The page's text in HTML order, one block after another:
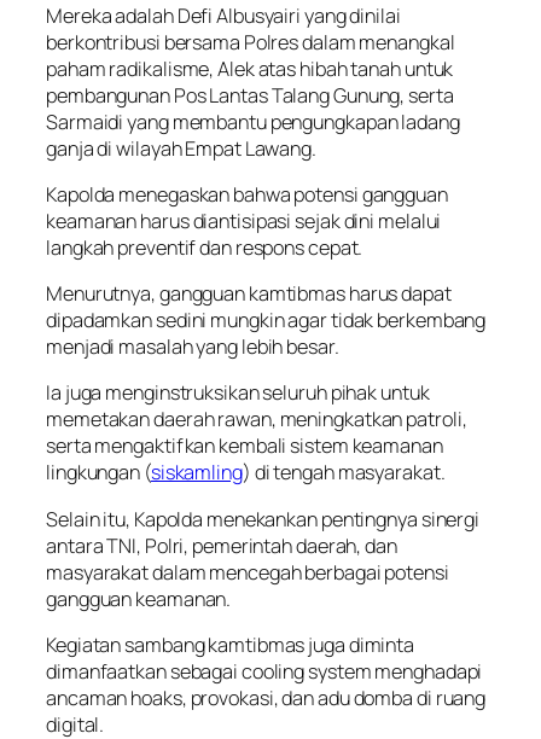
Mereka adalah Defi Albusyairi yang dinilai
berkontribusi bersama Polres dalam menangkal
paham radikalisme, Alek atas hibah tanah untuk
pembangunan Pos Lantas Talang Gunung, serta
Sarmaidi yang membantu pengungkapan ladang
ganja di wilayah Empat Lawang.
Kapolda menegaskan bahwa potensi gangguan
keamanan harus diantisipasi sejak dini melalui
langkah preventif dan respons cepat.
Menurutnya, gangguan kamtibmas harus dapat
dipadamkan sedini mungkin agar tidak berkembang
menjadi masalah yang lebih besar.
Ia juga menginstruksikan seluruh pihak untuk
memetakan daerah rawan, meningkatkan patroli,
serta mengaktifkan kembali sistem keamanan
lingkungan (siskamling) di tengah masyarakat.
Selain itu, Kapolda menekankan pentingnya sinergi
antara TNI, Polri, pemerintah daerah, dan
masyarakat dalam mencegah berbagai potensi
gangguan keamanan.
Kegiatan sambang kamtibmas juga diminta
dimanfaatkan sebagai cooling system menghadapi
ancaman hoaks, provokasi, dan adu domba di ruang
digital.